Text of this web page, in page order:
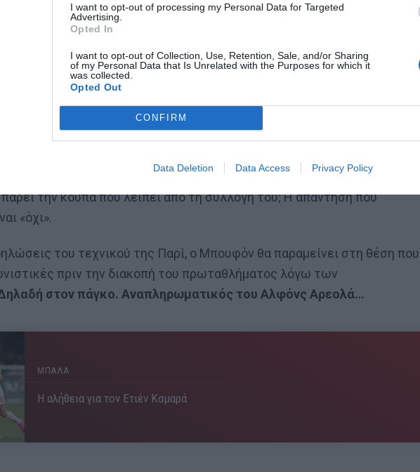
I want to opt-out of processing my Personal Data for Targeted
Advertising.
Opted In
I want to opt-out of Collection, Use, Retention, Sale, and/or Sharing
of my Personal Data that Is Unrelated with the Purposes for which it
was collected.
Opted Out
CONFIRM
Data Deletion Data Access Privacy Policy
ζεστό χρήμα των εμίρηδων έστειλε τον Ιταλό στην ομάδα της
το αρχικό σοκ που προκλήθηκε από την επιλογή του, αναλυτές,
να ερμηνεύσουν τα κίνητρα πίσω από την απόφασή του. Έ
που θα ξεκινούσε από τον Μπουφόν και θα κατέληγε στον
το απόλυτο. Το τρόπαιο του Champions League.
Οπότε ο
πάρει την κούπα που λείπει από τη συλλογή του; Η απάντηση που
«όχι».
του τεχνικού της Παρί, ο Μπουφόν θα παραμείνει στη θέση που
πριν την διακοπή του πρωταθλήματος λόγω των
στον πάγκο. Αναπληρωματικός του Αλφόνς Αρεολά…
ΜΠΑΛΑ
Η αλήθεια για τον Ετιέν Καμαρά